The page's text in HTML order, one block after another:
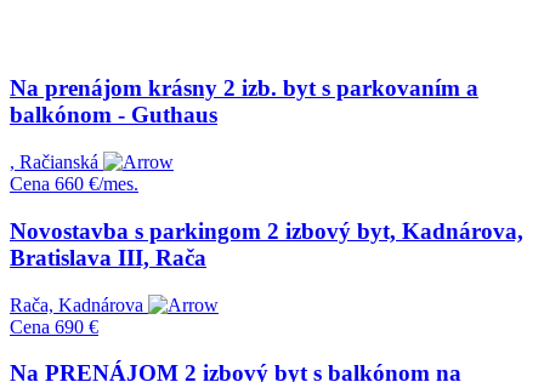
Na prenájom krásny 2 izb. byt s parkovaním a
balkónom - Guthaus
, Račianská
Cena 660 €/mes.
Novostavba s parkingom 2 izbový byt, Kadnárova,
Bratislava III, Rača
Rača, Kadnárova
Cena 690 €
Na PRENÁJOM 2 izbový byt s balkónom na